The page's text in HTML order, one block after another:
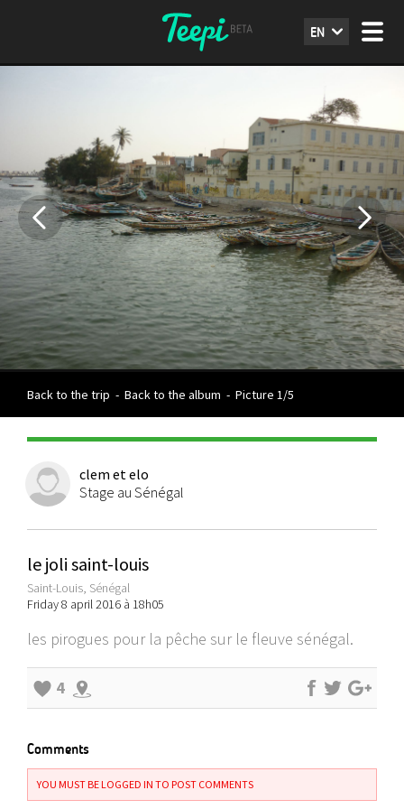
EN
Back to the trip - Back to the album - Picture 1/5
clem et elo
Stage au Sénégal
le joli saint-louis
Saint-Louis, Sénégal
Friday 8 april 2016 à 18h05
les pirogues pour la pêche sur le fleuve sénégal.
4
Comments
YOU MUST BE LOGGED IN TO POST COMMENTS